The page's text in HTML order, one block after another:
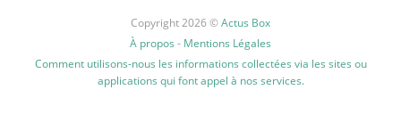
Copyright 2026 ©Actus Box
À propos - Mentions Légales
Comment utilisons-nous les informations collectées via les sites ou
applications qui font appel à nos services.